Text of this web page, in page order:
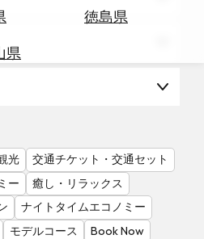
徳島県
県
光
交通チケット・交通セット
ー
癒し・リラックス
ナイトタイムエコノミー
モデルコース Book Now